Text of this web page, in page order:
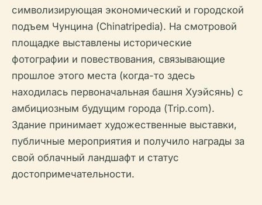
символизирующая экономический и городской
подъем Чунцина (Chinatripedia). На смотровой
площадке выставлены исторические
фотографии и повествования, связывающие
прошлое этого места (когда-то здесь
находилась первоначальная башня Хуэйсянь) с
амбициозным будущим города (Trip.com).
Здание принимает художественные выставки,
публичные мероприятия и получило награды за
свой облачный ландшафт и статус
достопримечательности.